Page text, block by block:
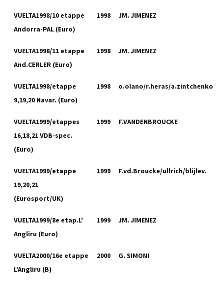
VUELTA1998/10 etappe
Andorra-PAL (Euro)
1998 JM. JIMENEZ
VUELTA1998/11 etappe
And.CERLER (Euro)
1998 JM. JIMENEZ
VUELTA1998/etappe
9,19,20 Navar. (Euro)
1998 o.olano/r.heras/a.zintchenko
VUELTA1999/etappes
16,18,21 VDB-spec.
(Euro)
1999 F.VANDENBROUCKE
VUELTA1999/etappe
19,20,21
(Eurosport/UK)
1999 F.vd.Broucke/ullrich/blijlev.
VUELTA1999/8e etap.L'
Angliru (Euro)
1999 JM. JIMENEZ
VUELTA2000/16e etappe
L'Angliru (B)
2000 G. SIMONI